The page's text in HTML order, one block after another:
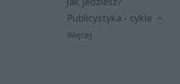
Publicystyka - cykle
Więcej